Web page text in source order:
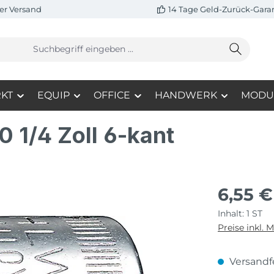
Versand 14 Tage Geld-Zurück-
EQUIP OFFICE HANDWERK
1/4 Zoll 6-kant
6,55 €
Inhalt: 1 ST
Preise inkl.